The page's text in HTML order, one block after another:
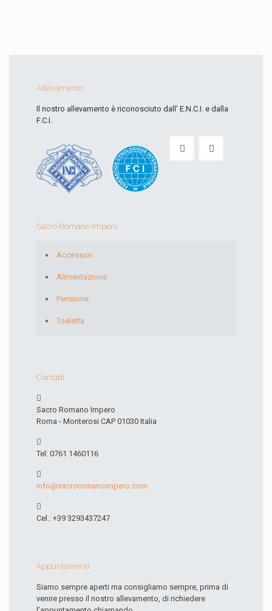
Allevamento
Il nostro allevamento è riconosciuto dall' E.N.C.I. e dalla
F.C.I.
Sacro Romano Impero
Accessori
Alimentazione
Pensione
Toeletta
Contatti
Sacro Romano Impero
Roma - Monterosi CAP 01030 Italia
Tel: 0761 1460116
info@sacroromanoimpero.com
Cel.: +39 3293437247
Appuntamenti
Siamo sempre aperti ma consigliamo sempre, prima di
venire presso il nostro allevamento, di richiedere